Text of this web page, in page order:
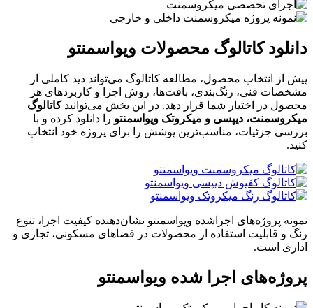
دانلود کاتالوگ محصولات ویواسمنتو
پیش از انتخاب محصول، مطالعه کاتالوگ می‌تواند دید کاملی از
مشخصات فنی، رنگ‌بندی، بافت‌ها، روش اجرا و کاربردهای هر
محصول در اختیار شما قرار دهد. در این بخش می‌توانیدکاتالوگ
میکروسمنت، دیپسی و میکروتک ویواسمنتو را دانلود کرده و با
بررسی جزئیات، مناسب‌ترین پوشش را برای پروژه خود انتخاب
کنید.
نمونه پروژه‌های اجراشده ویواسمنتو نشان‌دهنده کیفیت اجرا، تنوع
رنگ و قابلیت استفاده از محصولات در فضاهای مسکونی، تجاری و
اداری است.
پروژه‌های اجرا شده ویواسمنتو